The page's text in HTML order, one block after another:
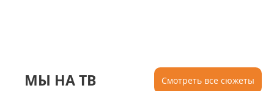
МЫ НА ТВ Смотреть все сюжеты